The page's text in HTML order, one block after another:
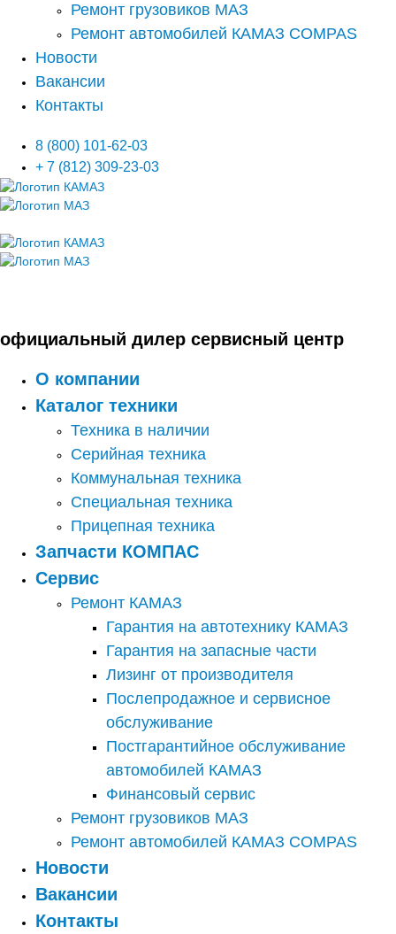
Ремонт грузовиков МАЗ
Ремонт автомобилей КАМАЗ COMPAS
Новости
Вакансии
Контакты
8 (800) 101-62-03
+ 7 (812) 309-23-03
официальный дилер сервисный центр
О компании
Каталог техники
Техника в наличии
Серийная техника
Коммунальная техника
Специальная техника
Прицепная техника
Запчасти КОМПАС
Сервис
Ремонт КАМАЗ
Гарантия на автотехнику КАМАЗ
Гарантия на запасные части
Лизинг от производителя
Послепродажное и сервисное
обслуживание
Постгарантийное обслуживание
автомобилей КАМАЗ
Финансовый сервис
Ремонт грузовиков МАЗ
Ремонт автомобилей КАМАЗ COMPAS
Новости
Вакансии
Контакты